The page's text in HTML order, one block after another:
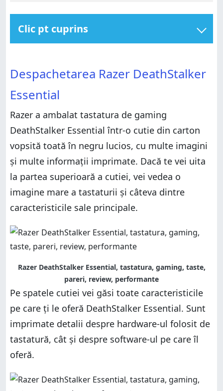
Clic pt cuprins
Experiența de scriere și de gaming oferită de Razer
DeathStalker Essential
Verdict
Caracteristici hardware
Experiența de scriere și de gaming oferită de Razer
DeathStalker Essential
Drivere și software
Verdict
Despachetarea Razer DeathStalker
Essential
Razer a ambalat tastatura de gaming
DeathStalker Essential într-o cutie din carton
vopsită toată în negru lucios, cu multe imagini
și multe informații imprimate. Dacă te vei uita
la partea superioară a cutiei, vei vedea o
imagine mare a tastaturii și câteva dintre
caracteristicile sale principale.
Razer DeathStalker Essential, tastatura, gaming, taste,
pareri, review, performante
Pe spatele cutiei vei găsi toate caracteristicile
pe care ți le oferă DeathStalker Essential. Sunt
imprimate detalii despre hardware-ul folosit de
tastatură, cât și despre software-ul pe care îl
oferă.